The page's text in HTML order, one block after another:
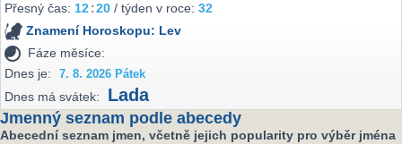
Přesný čas:12 20 / týden v roce:32
Znamení Horoskopu: Lev
Fáze měsíce:
Dnes je:
7. 8. 2026 Pátek
Dnes má svátek: Lada
Jmenný seznam podle abecedy
Abecední seznam jmen, včetně jejich popularity pro výběr jména